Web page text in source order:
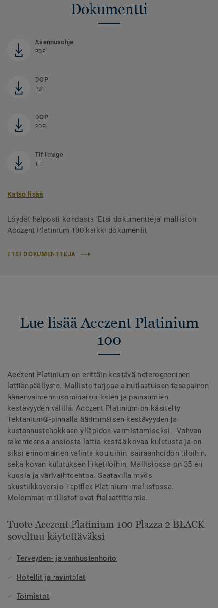
Dokumentti
Asennusohje
PDF
DOP
PDF
DOP
PDF
Tif Image
TIF
Katso lisää
Löydät helposti kohdasta 'Etsi dokumentteja' malliston
Acczent Platinium 100 kaikki dokumentit
ETSI DOKUMENTTEJA
Lue lisää Acczent Platinium
100
Acczent Platinium on erittäin kestävä heterogeeninen
lattianpäällyste. Mallisto tarjoaa ainutlaatuisen tasapainon
äänenvaimennusominaisuuksien ja painaumien
kestävyyden välillä. Acczent Platinium on käsitelty
Tektanium®-pinnalla äärimmäisen kestävyyden ja
kustannustehokkaan ylläpidon varmistamiseksi. Vahvan
rakenteensa ansiosta lattia kestää kovaa kulutusta ja on
siksi erinomainen valinta kouluihin, sairaanhoidon tiloihin,
sekä kovan kulutuksen liiketiloihin. Mallistossa on 35 eri
kuosia ja värivaihtoehtoa. Saatavilla myös
akustiikkaversio Tapiflex Platinium -mallistossa.
Molemmat mallistot ovat ftalaattittomia.
Tuote Acczent Platinium 100 Plazza 2 BLACK
soveltuu käytettäväksi
Terveyden- ja vanhustenhoito
Hotellit ja ravintolat
Toimistot